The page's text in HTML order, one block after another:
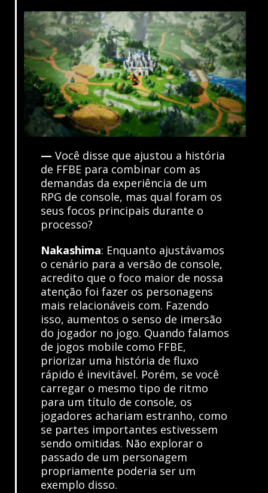
— Você disse que ajustou a história
de FFBE para combinar com as
demandas da experiência de um
RPG de console, mas qual foram os
seus focos principais durante o
processo?
Nakashima: Enquanto ajustávamos
o cenário para a versão de console,
acredito que o foco maior de nossa
atenção foi fazer os personagens
mais relacionáveis com. Fazendo
isso, aumentos o senso de imersão
do jogador no jogo. Quando falamos
de jogos mobile como FFBE,
priorizar uma história de fluxo
rápido é inevitável. Porém, se você
carregar o mesmo tipo de ritmo
para um título de console, os
jogadores achariam estranho, como
se partes importantes estivessem
sendo omitidas. Não explorar o
passado de um personagem
propriamente poderia ser um
exemplo disso.